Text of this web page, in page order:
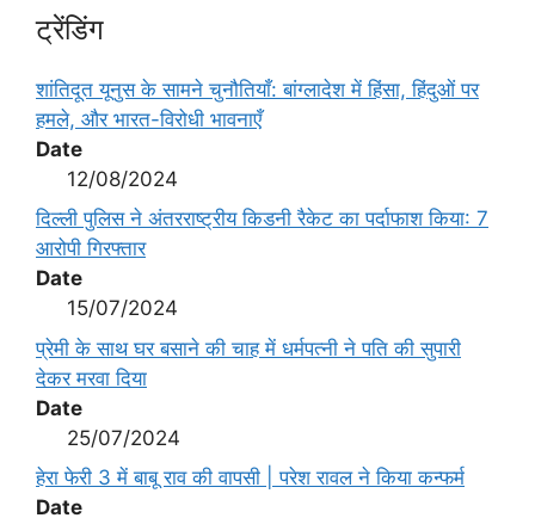
ट्रेंडिंग
शांतिदूत यूनुस के सामने चुनौतियाँ: बांग्लादेश में हिंसा, हिंदुओं पर
हमले, और भारत-विरोधी भावनाएँ
Date
12/08/2024
दिल्ली पुलिस ने अंतरराष्ट्रीय किडनी रैकेट का पर्दाफाश किया: 7
आरोपी गिरफ्तार
Date
15/07/2024
प्रेमी के साथ घर बसाने की चाह में धर्मपत्नी ने पति की सुपारी
देकर मरवा दिया
Date
25/07/2024
हेरा फेरी 3 में बाबू राव की वापसी | परेश रावल ने किया कन्फर्म
Date